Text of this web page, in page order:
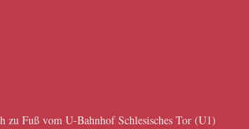
zu Fuß vom U-Bahnhof Schlesisches Tor (U1)